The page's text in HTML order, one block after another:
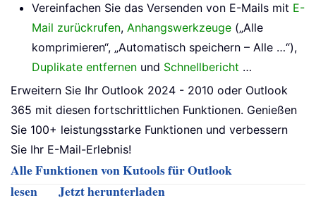
Vereinfachen Sie das Versenden von E-Mails mit E-
Mail zurückrufen, Anhangswerkzeuge („Alle
komprimieren“, „Automatisch speichern – Alle …“),
Duplikate entfernen und Schnellbericht …
Erweitern Sie Ihr Outlook 2024 - 2010 oder Outlook
365 mit diesen fortschrittlichen Funktionen. Genießen
Sie 100+ leistungsstarke Funktionen und verbessern
Sie Ihr E-Mail-Erlebnis!
Alle Funktionen von Kutools für Outlook
lesen
Jetzt herunterladen